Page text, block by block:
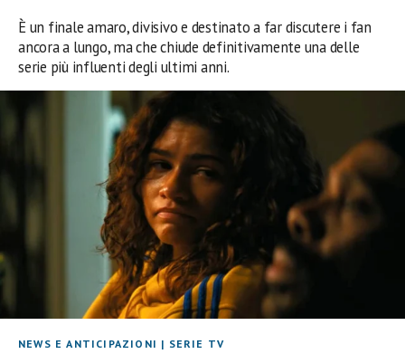
È un finale amaro, divisivo e destinato a far discutere i fan
ancora a lungo, ma che chiude definitivamente una delle
serie più influenti degli ultimi anni.
NEWS E ANTICIPAZIONI | SERIE TV